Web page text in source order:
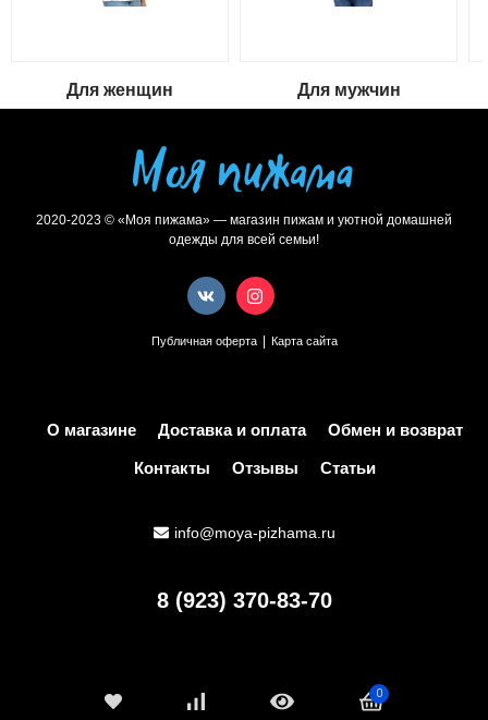
Для женщин Для мужчин
2020-2023 © «Моя пижама» — магазин пижам и уютной домашней
одежды для всей семьи!
Публичная оферта | Карта сайта
О магазине Доставка и оплата Обмен и возврат
Контакты Отзывы Статьи
info@moya-pizhama.ru
8 (923) 370-83-70
0